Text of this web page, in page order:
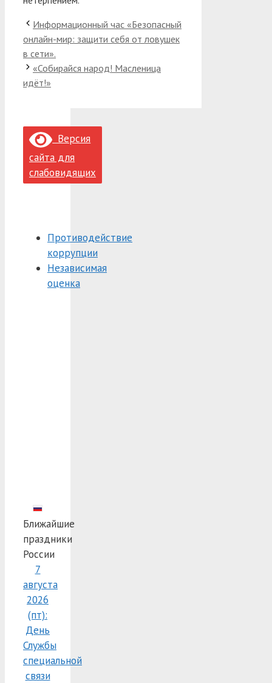
Информационный час «Безопасный
онлайн-мир: защити себя от ловушек
в сети».
«Собирайся народ! Масленица
идёт!»
Версия
сайта для
слабовидящих
Противодействие
коррупции
Независимая
оценка
Ближайшие
праздники
России
7
августа
2026
(пт):
День
Службы
специальной
связи